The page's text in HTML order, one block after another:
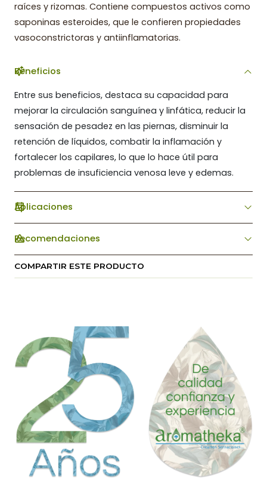
raíces y rizomas. Contiene compuestos activos como
saponinas esteroides, que le confieren propiedades
vasoconstrictoras y antiinflamatorias.
Beneficios
Entre sus beneficios, destaca su capacidad para
mejorar la circulación sanguínea y linfática, reducir la
sensación de pesadez en las piernas, disminuir la
retención de líquidos, combatir la inflamación y
fortalecer los capilares, lo que lo hace útil para
problemas de insuficiencia venosa leve y edemas.
Aplicaciones
Recomendaciones
COMPARTIR ESTE PRODUCTO